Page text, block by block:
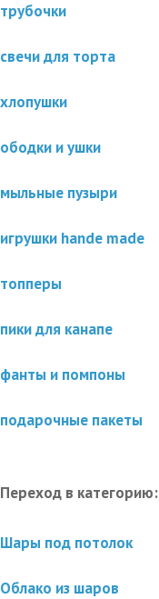
трубочки
свечи для торта
хлопушки
ободки и ушки
мыльные пузыри
игрушки hande made
топперы
пики для канапе
фанты и помпоны
подарочные пакеты
Переход в категорию:
Шары под потолок
Облако из шаров